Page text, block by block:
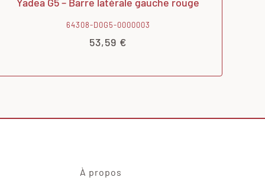
64308-D0G5-0000003
53,59 €
À propos